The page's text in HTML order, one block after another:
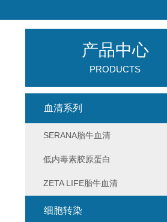
产品中心
PRODUCTS
血清系列
SERANA胎牛血清
低内毒素胶原蛋白
ZETA LIFE胎牛血清
细胞转染